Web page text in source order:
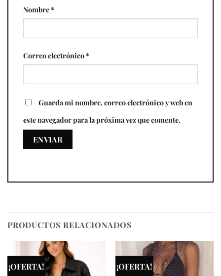
Nombre*
Correo electrónico*
Guarda mi nombre, correo electrónico y web en
este navegador para la próxima vez que comente.
PRODUCTOS RELACIONADOS
¡OFERTA! ¡OFERTA!